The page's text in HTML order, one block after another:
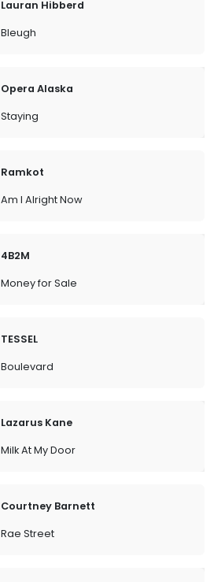
Lauran Hibberd
Bleugh
Opera Alaska
Staying
Ramkot
Am I Alright Now
4B2M
Money for Sale
TESSEL
Boulevard
Lazarus Kane
Milk At My Door
Courtney Barnett
Rae Street